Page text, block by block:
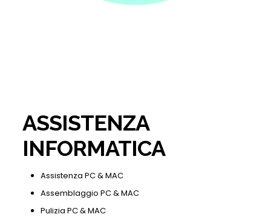
ASSISTENZA
INFORMATICA
Assistenza PC & MAC
Assemblaggio PC & MAC
Pulizia PC & MAC